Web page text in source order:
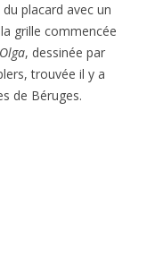
placard avec un
grille commencée
Olga, dessinée par
trouvée il y a
de Béruges.